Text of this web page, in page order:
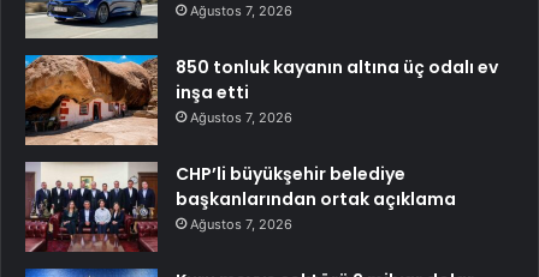
Ağustos 7, 2026
850 tonluk kayanın altına üç odalı ev
inşa etti
Ağustos 7, 2026
CHP’li büyükşehir belediye
başkanlarından ortak açıklama
Ağustos 7, 2026